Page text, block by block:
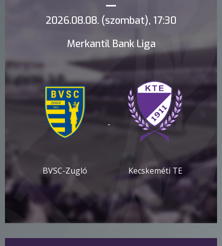
2026.08.08. (szombat), 17:30
Merkantil Bank Liga
BVSC-Zugló
-
Kecskeméti TE